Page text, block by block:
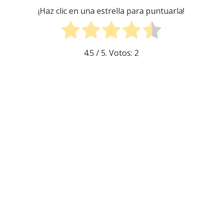
¡Haz clic en una estrella para puntuarla!
4.5 / 5. Votos: 2